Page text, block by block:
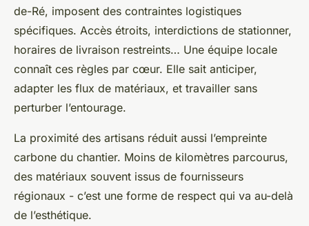
de-Ré, imposent des contraintes logistiques
spécifiques. Accès étroits, interdictions de stationner,
horaires de livraison restreints… Une équipe locale
connaît ces règles par cœur. Elle sait anticiper,
adapter les flux de matériaux, et travailler sans
perturber l’entourage.
La proximité des artisans réduit aussi l’empreinte
carbone du chantier. Moins de kilomètres parcourus,
des matériaux souvent issus de fournisseurs
régionaux - c’est une forme de respect qui va au-delà
de l’esthétique.